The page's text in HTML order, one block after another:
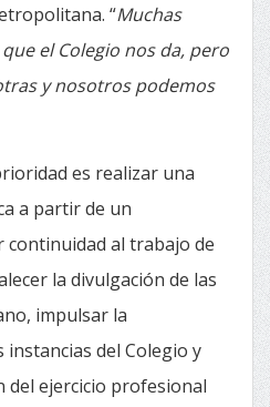
“Muchas
el Colegio nos da, pero
y nosotros podemos
es realizar una
a partir de un
al trabajo de
la divulgación de las
impulsar la
del Colegio y
del ejercicio profesional